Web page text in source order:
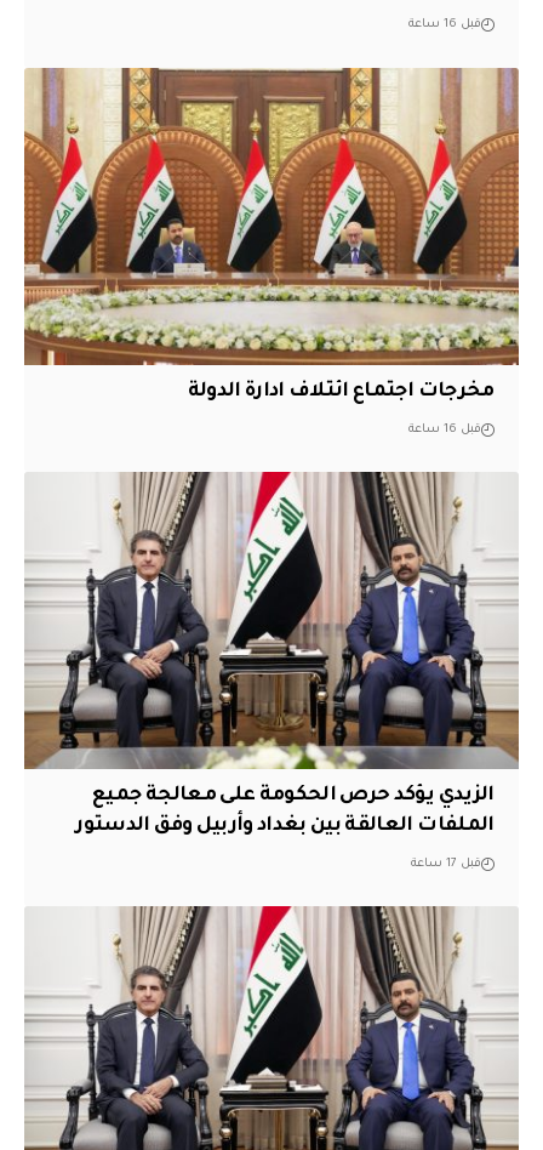
قبل 16 ساعة
مخرجات اجتماع ائتلاف ادارة الدولة
قبل 16 ساعة
الزيدي يؤكد حرص الحكومة على معالجة جميع
الملفات العالقة بين بغداد وأربيل وفق الدستور
قبل 17 ساعة